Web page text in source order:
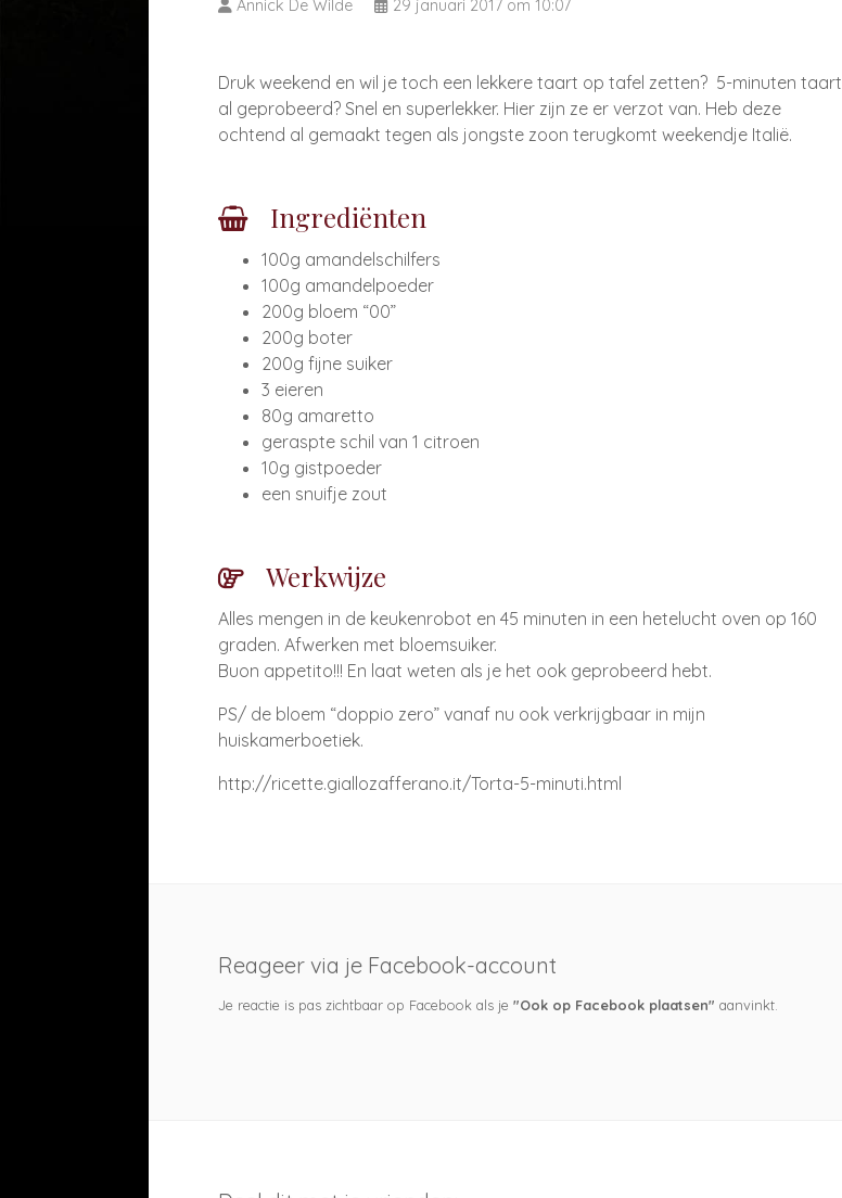
Annick De Wilde 29 januari 2017 om 10:07
Druk weekend en wil je toch een lekkere taart op tafel zetten? 5-minuten taart
al geprobeerd? Snel en superlekker. Hier zijn ze er verzot van. Heb deze
ochtend al gemaakt tegen als jongste zoon terugkomt weekendje Italië.
Ingrediënten
100g amandelschilfers
100g amandelpoeder
200g bloem “00”
200g boter
200g fijne suiker
3 eieren
80g amaretto
geraspte schil van 1 citroen
10g gistpoeder
een snuifje zout
Werkwijze
Alles mengen in de keukenrobot en 45 minuten in een hetelucht oven op 160
graden. Afwerken met bloemsuiker.
Buon appetito!!! En laat weten als je het ook geprobeerd hebt.
PS/ de bloem “doppio zero” vanaf nu ook verkrijgbaar in mijn
huiskamerboetiek.
http://ricette.giallozafferano.it/Torta-5-minuti.html
Reageer via je Facebook-account
Je reactie is pas zichtbaar op Facebook als je "Ook op Facebook plaatsen" aanvinkt.